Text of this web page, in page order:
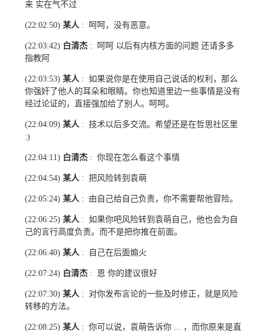
来 实在气不过
(22:02:50) 某人 : 呵呵，没有恶意。
(22:03:42) 白清杰 : 呵呵 以后有内核方面的问题 还请多多
指教阿
(22:03:53) 某人 : 如果说你是在使用自己说话的权利，那么
你强奸了他人的耳朵和眼睛。你也知道里边一些事情是没有
经过论证的，直接强加给了别人。呵呵。
(22:04:09) 某人 : 技术以后多交流。希望还是在哲思社区里
:)
(22:04:11) 白清杰 : 你现在怎么看这个事情
(22:04:54) 某人 : 把风险转到袁萌
(22:05:24) 某人 : 由自己给自己负责，你不需要帮他冒险。
(22:06:25) 某人 : 如果你吧风险转到袁萌自己，他也会为自
己的言行高度负责。而不是把你推在前面。
(22:06:40) 某人 : 自己在后面煽火
(22:07:24) 白清杰 : 恩 你的建议很好
(22:07:30) 某人 : 对你发布言论的一些及时修正，就是风险
转移的方法。
(22:08:25) 某人 : 你可以说，袁萌告诉你 ... ，而你原来是直